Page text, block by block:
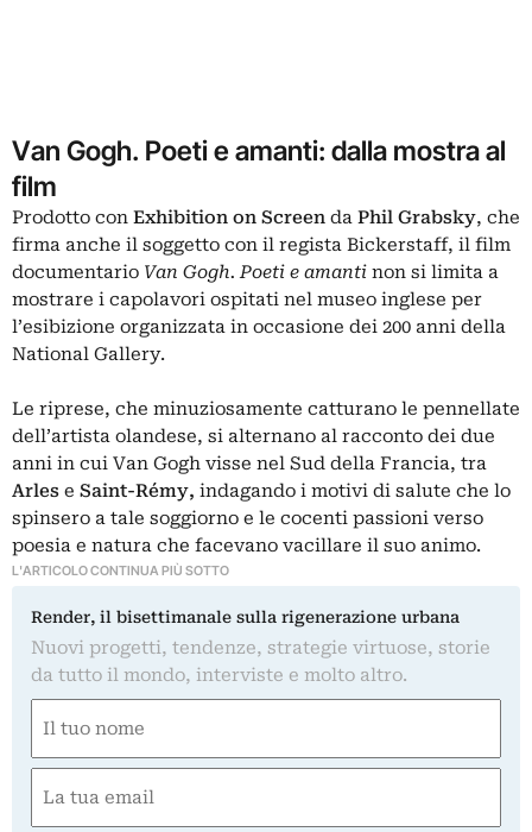
Van Gogh. Poeti e amanti: dalla mostra al
film
Prodotto con Exhibition on Screen da Phil Grabsky, che
firma anche il soggetto con il regista Bickerstaff, il film
documentario Van Gogh. Poeti e amanti non si limita a
mostrare i capolavori ospitati nel museo inglese per
l’esibizione organizzata in occasione dei 200 anni della
National Gallery.
Le riprese, che minuziosamente catturano le pennellate
dell’artista olandese, si alternano al racconto dei due
anni in cui Van Gogh visse nel Sud della Francia, tra
Arles e Saint-Rémy, indagando i motivi di salute che lo
spinsero a tale soggiorno e le cocenti passioni verso
poesia e natura che facevano vacillare il suo animo.
L'ARTICOLO CONTINUA PIÙ SOTTO
Render, il bisettimanale sulla rigenerazione urbana
Nuovi progetti, tendenze, strategie virtuose, storie
da tutto il mondo, interviste e molto altro.
(Obbligatorio)
Nome
(Obbligatorio)